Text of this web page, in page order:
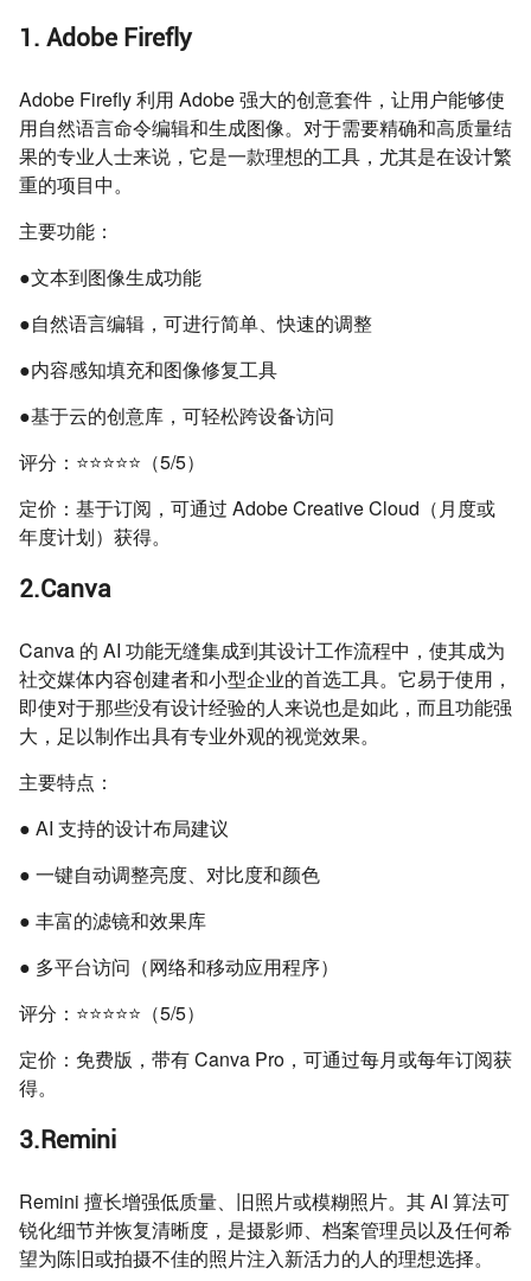
1. Adobe Firefly
Adobe Firefly 利用 Adobe 强大的创意套件，让用户能够使
用自然语言命令编辑和生成图像。对于需要精确和高质量结
果的专业人士来说，它是一款理想的工具，尤其是在设计繁
重的项目中。
主要功能：
●文本到图像生成功能
●自然语言编辑，可进行简单、快速的调整
●内容感知填充和图像修复工具
●基于云的创意库，可轻松跨设备访问
评分：⭐⭐⭐⭐⭐（5/5）
定价：基于订阅，可通过 Adobe Creative Cloud（月度或
年度计划）获得。
2.Canva
Canva 的 AI 功能无缝集成到其设计工作流程中，使其成为
社交媒体内容创建者和小型企业的首选工具。它易于使用，
即使对于那些没有设计经验的人来说也是如此，而且功能强
大，足以制作出具有专业外观的视觉效果。
主要特点：
● AI 支持的设计布局建议
● 一键自动调整亮度、对比度和颜色
● 丰富的滤镜和效果库
● 多平台访问（网络和移动应用程序）
评分：⭐⭐⭐⭐⭐（5/5）
定价：免费版，带有 Canva Pro，可通过每月或每年订阅获
得。
3.Remini
Remini 擅长增强低质量、旧照片或模糊照片。其 AI 算法可
锐化细节并恢复清晰度，是摄影师、档案管理员以及任何希
望为陈旧或拍摄不佳的照片注入新活力的人的理想选择。